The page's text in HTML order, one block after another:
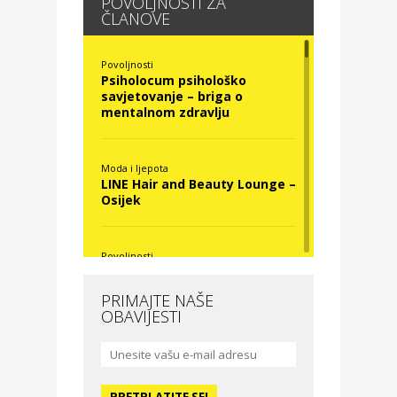
ČLANOVE
Povoljnosti
Psiholocum psihološko
savjetovanje – briga o
mentalnom zdravlju
Moda i ljepota
LINE Hair and Beauty Lounge –
Osijek
Povoljnosti
Moda i ljepota
studio – Osijek
PRIMAJTE NAŠE
OBAVIJESTI